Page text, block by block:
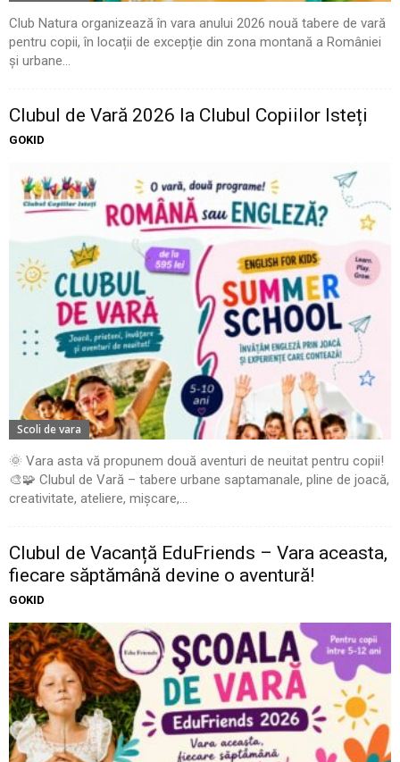
Club Natura organizează în vara anului 2026 nouă tabere de vară
pentru copii, în locații de excepție din zona montană a României
și urbane...
Clubul de Vară 2026 la Clubul Copiilor Isteți
GOKID
Scoli de vara
🌞 Vara asta vă propunem două aventuri de neuitat pentru copii!
🎨🧩 Clubul de Vară – tabere urbane saptamanale, pline de joacă,
creativitate, ateliere, mișcare,...
Clubul de Vacanță EduFriends – Vara aceasta,
fiecare săptămână devine o aventură!
GOKID